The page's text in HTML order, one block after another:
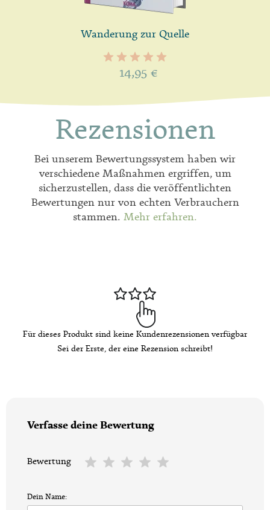
Wanderung zur Quelle
14,95 €
Rezensionen
Bei unserem Bewertungssystem haben wir
verschiedene Maßnahmen ergriffen, um
sicherzustellen, dass die veröffentlichten
Bewertungen nur von echten Verbrauchern
stammen. Mehr erfahren.
Für dieses Produkt sind keine Kundenrezensionen verfügbar
Sei der Erste, der eine Rezension schreibt!
Verfasse deine Bewertung
Bewertung
Dein Name: